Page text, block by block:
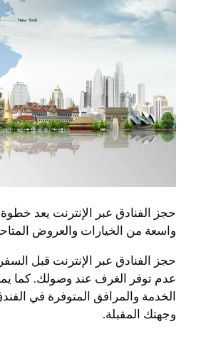
حجز الفنادق عبر الإنترنت يعد
واسعة من الخيارات والعروض
حجز الفنادق عبر الإنترنت قبل
عدم توفر الغرف عند وصولك. كما
الخدمة والمرافق المتوفرة في
وجهتك المقبلة.